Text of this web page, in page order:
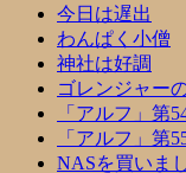
今日は遅出
わんぱく小僧
神社は好調
ゴレンジャー
「アルフ」第
「アルフ」第
NASを買いま